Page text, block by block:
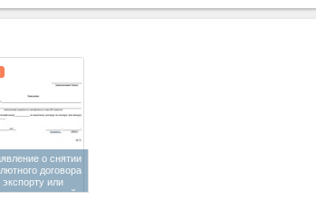
о снятии
договора
экспорту или
с учетной